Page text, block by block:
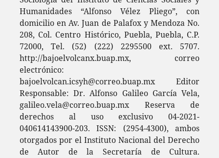
Humanidades “Alfonso Vélez Pliego”, con
domicilio en Av. Juan de Palafox y Mendoza No.
208, Col. Centro Histórico, Puebla, Puebla, C.P.
72000, Tel. (52) (222) 2295500 ext. 5707.
http://bajoelvolcanx.buap.mx, correo
electrónico:
bajoelvolcan.icsyh@correo.buap.mx Editor
Responsable: Dr. Alfonso Galileo García Vela,
galileo.vela@correo.buap.mx Reserva de
derechos al uso exclusivo 04-2021-
040614143900-203. ISSN: (2954-4300), ambos
otorgados por el Instituto Nacional del Derecho
de Autor de la Secretaría de Cultura.